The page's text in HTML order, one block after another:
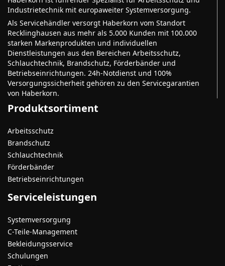
Industrietechnik mit europaweiter Systemversorgung.
Als Servicehändler versorgt Haberkorn vom Standort
Recklinghausen aus mehr als 5.000 Kunden mit 100.000
starken Markenprodukten und individuellen
Dienstleistungen aus den Bereichen Arbeitsschutz,
Schlauchtechnik, Brandschutz, Förderbänder und
Betriebseinrichtungen. 24h-Notdienst und 100%
Versorgungssicherheit gehören zu den Servicegarantien
von Haberkorn.
Produktsortiment
Arbeitsschutz
Brandschutz
Schlauchtechnik
Förderbänder
Betriebseinrichtungen
Serviceleistungen
Systemversorgung
C-Teile-Management
Bekleidungsservice
Schulungen